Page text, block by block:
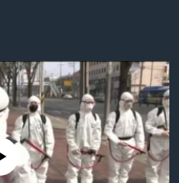
ား
available